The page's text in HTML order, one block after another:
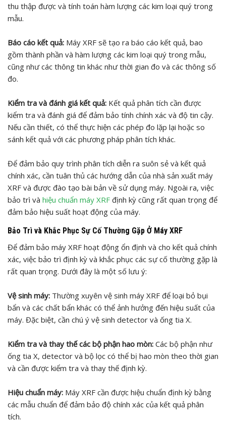
thu thập được và tính toán hàm lượng các kim loại quý trong
mẫu.
Báo cáo kết quả: Máy XRF sẽ tạo ra báo cáo kết quả, bao
gồm thành phần và hàm lượng các kim loại quý trong mẫu,
cũng như các thông tin khác như thời gian đo và các thông số
đo.
Kiểm tra và đánh giá kết quả: Kết quả phân tích cần được
kiểm tra và đánh giá để đảm bảo tính chính xác và độ tin cậy.
Nếu cần thiết, có thể thực hiện các phép đo lặp lại hoặc so
sánh kết quả với các phương pháp phân tích khác.
Để đảm bảo quy trình phân tích diễn ra suôn sẻ và kết quả
chính xác, cần tuân thủ các hướng dẫn của nhà sản xuất máy
XRF và được đào tạo bài bản về sử dụng máy. Ngoài ra, việc
bảo trì và hiệu chuẩn máy XRF định kỳ cũng rất quan trọng để
đảm bảo hiệu suất hoạt động của máy.
Bảo Trì và Khắc Phục Sự Cố Thường Gặp Ở Máy XRF
Để đảm bảo máy XRF hoạt động ổn định và cho kết quả chính
xác, việc bảo trì định kỳ và khắc phục các sự cố thường gặp là
rất quan trọng. Dưới đây là một số lưu ý:
Vệ sinh máy: Thường xuyên vệ sinh máy XRF để loại bỏ bụi
bẩn và các chất bẩn khác có thể ảnh hưởng đến hiệu suất của
máy. Đặc biệt, cần chú ý vệ sinh detector và ống tia X.
Kiểm tra và thay thế các bộ phận hao mòn: Các bộ phận như
ống tia X, detector và bộ lọc có thể bị hao mòn theo thời gian
và cần được kiểm tra và thay thế định kỳ.
Hiệu chuẩn máy: Máy XRF cần được hiệu chuẩn định kỳ bằng
các mẫu chuẩn để đảm bảo độ chính xác của kết quả phân
tích.